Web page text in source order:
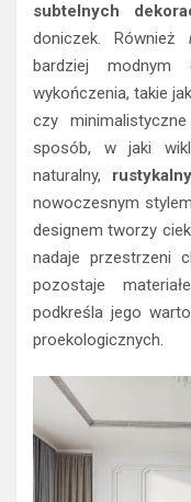
subtelnych
doniczek. Również
bardziej modnym
wykończenia, takie
czy
sposób, w jaki
naturalny,
nowoczesnym
designem tworzy
nadaje przestrzeni
pozostaje
podkreśla jego
proekologicznych.